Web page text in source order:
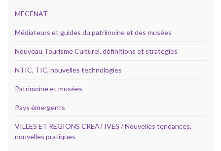
MECENAT
Médiateurs et guides du patrimoine et des musées
Nouveau Tourisme Culturel, définitions et stratégies
NTIC, TIC, nouvelles technologies
Patrimoine et musées
Pays émergents
VILLES ET REGIONS CREATIVES / Nouvelles tendances,
nouvelles pratiques